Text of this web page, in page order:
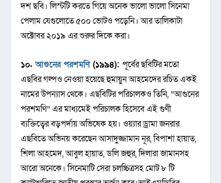
দশ ছবি। লিস্টটি করতে গিয়ে অনেক ভালো ভালো সিনেমা
পেলাম যেগুলোতে ৫০০ ভোটও পড়েনি। আর তালিকাটা
অক্টোবর ২০১৯ এর শুরুর দিকে করা।
১০.আগুনের পরশমণি(১৯৯৪):পূর্বের ছবিটির মতো
এছবির গল্পও নেওয়া হয়েছে হুমায়ুন আহমেদের রচিত একই
নামের উপন্যাস থেকে। এছবিটির পরিচালকও তিনি, “আগুনের
পরশমণি” এর মাধ্যমেই পরিচালক হিসেবে এই গুণী
ব্যক্তিত্বের বড়পর্দায় অভিষেক হয়। ওয়্যার ড্রামা জনরার
এছবিতে অভিনয় করেছেন আসাদুজ্জামান নূর, বিপাশা হায়াত,
শিলা আহমেদ, আবুল হায়াত, ডলি জহুর, দিলারা জামানসহ
আরো অনেকে। সিনেমাটি সেরা চলচ্চিত্রসহ মোট ৮ টি